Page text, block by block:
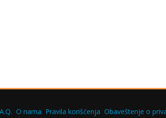
O nama Pravila korišćenja Obaveštenje o